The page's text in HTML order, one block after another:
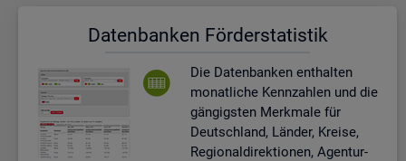
Da­ten­ban­ken För­der­sta­tis­tik
Die Da­ten­ban­ken ent­hal­ten
mo­nat­li­che Kenn­zah­len und die
gän­gigs­ten Merk­ma­le für
Deutsch­land, Län­der, Krei­se,
Re­gio­nal­di­rek­tio­nen, Agen­tur­